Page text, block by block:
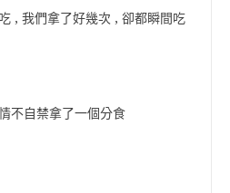
, 我們拿了好幾次 , 卻都瞬間吃
不自禁拿了一個分食